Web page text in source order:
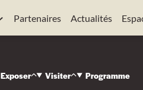
Partenaires Actualités
Exposer Visiter Programme